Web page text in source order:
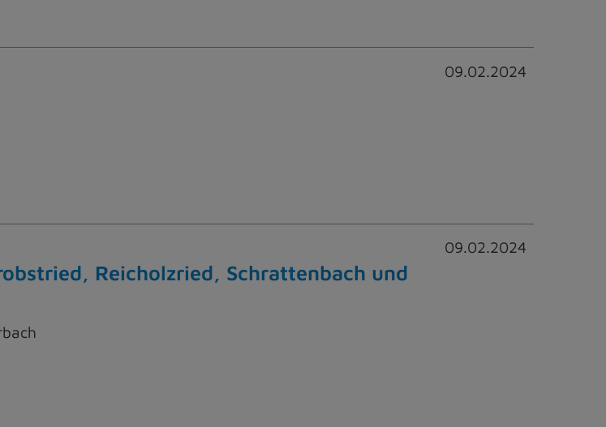
09.02.2024
09.02.2024
Reicholzried, Schrattenbach und